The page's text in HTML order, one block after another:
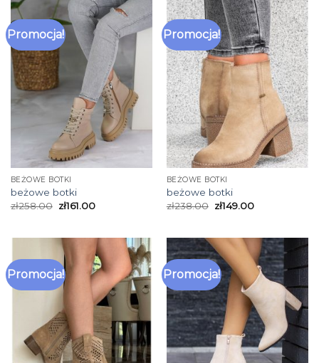
Promocja!
BEŻOWE BOTKI
beżowe botki
zł258.00 zł161.00
Promocja!
BEŻOWE BOTKI
beżowe botki
zł238.00 zł149.00
Promocja! Promocja!